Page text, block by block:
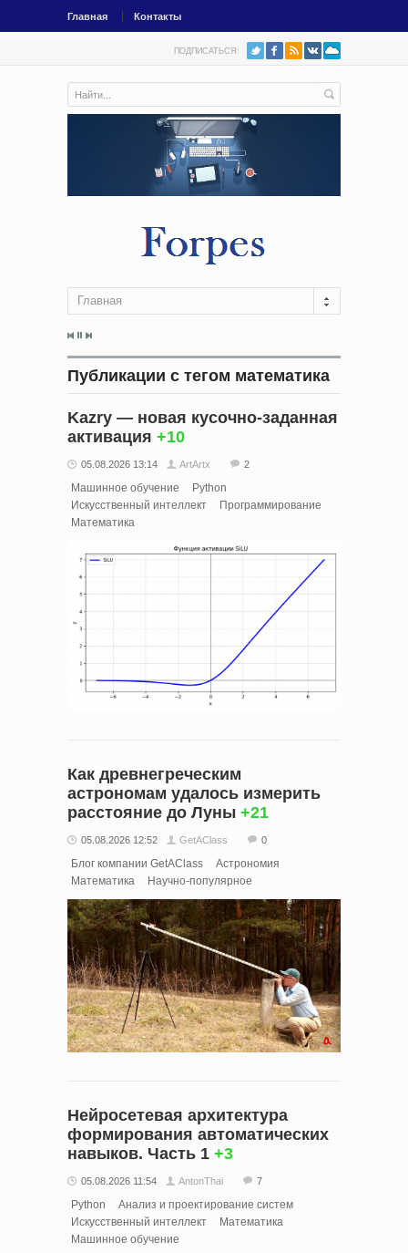
Главная Контакты
ПОДПИСАТЬСЯ:
Главная
Публикации с тегом математика
Kazry — новая кусочно‑заданная
активация +10
05.08.2026 13:14 ArtArtx 2
Машинное обучение
Python
Искусственный интеллект
Программирование
Математика
Как древнегреческим
астрономам удалось измерить
расстояние до Луны +21
05.08.2026 12:52 GetAClass 0
Блог компании GetAClass
Астрономия
Математика
Научно-популярное
Нейросетевая архитектура
формирования автоматических
навыков. Часть 1 +3
05.08.2026 11:54 AntonThai 7
Python
Анализ и проектирование систем
Искусственный интеллект
Математика
Машинное обучение